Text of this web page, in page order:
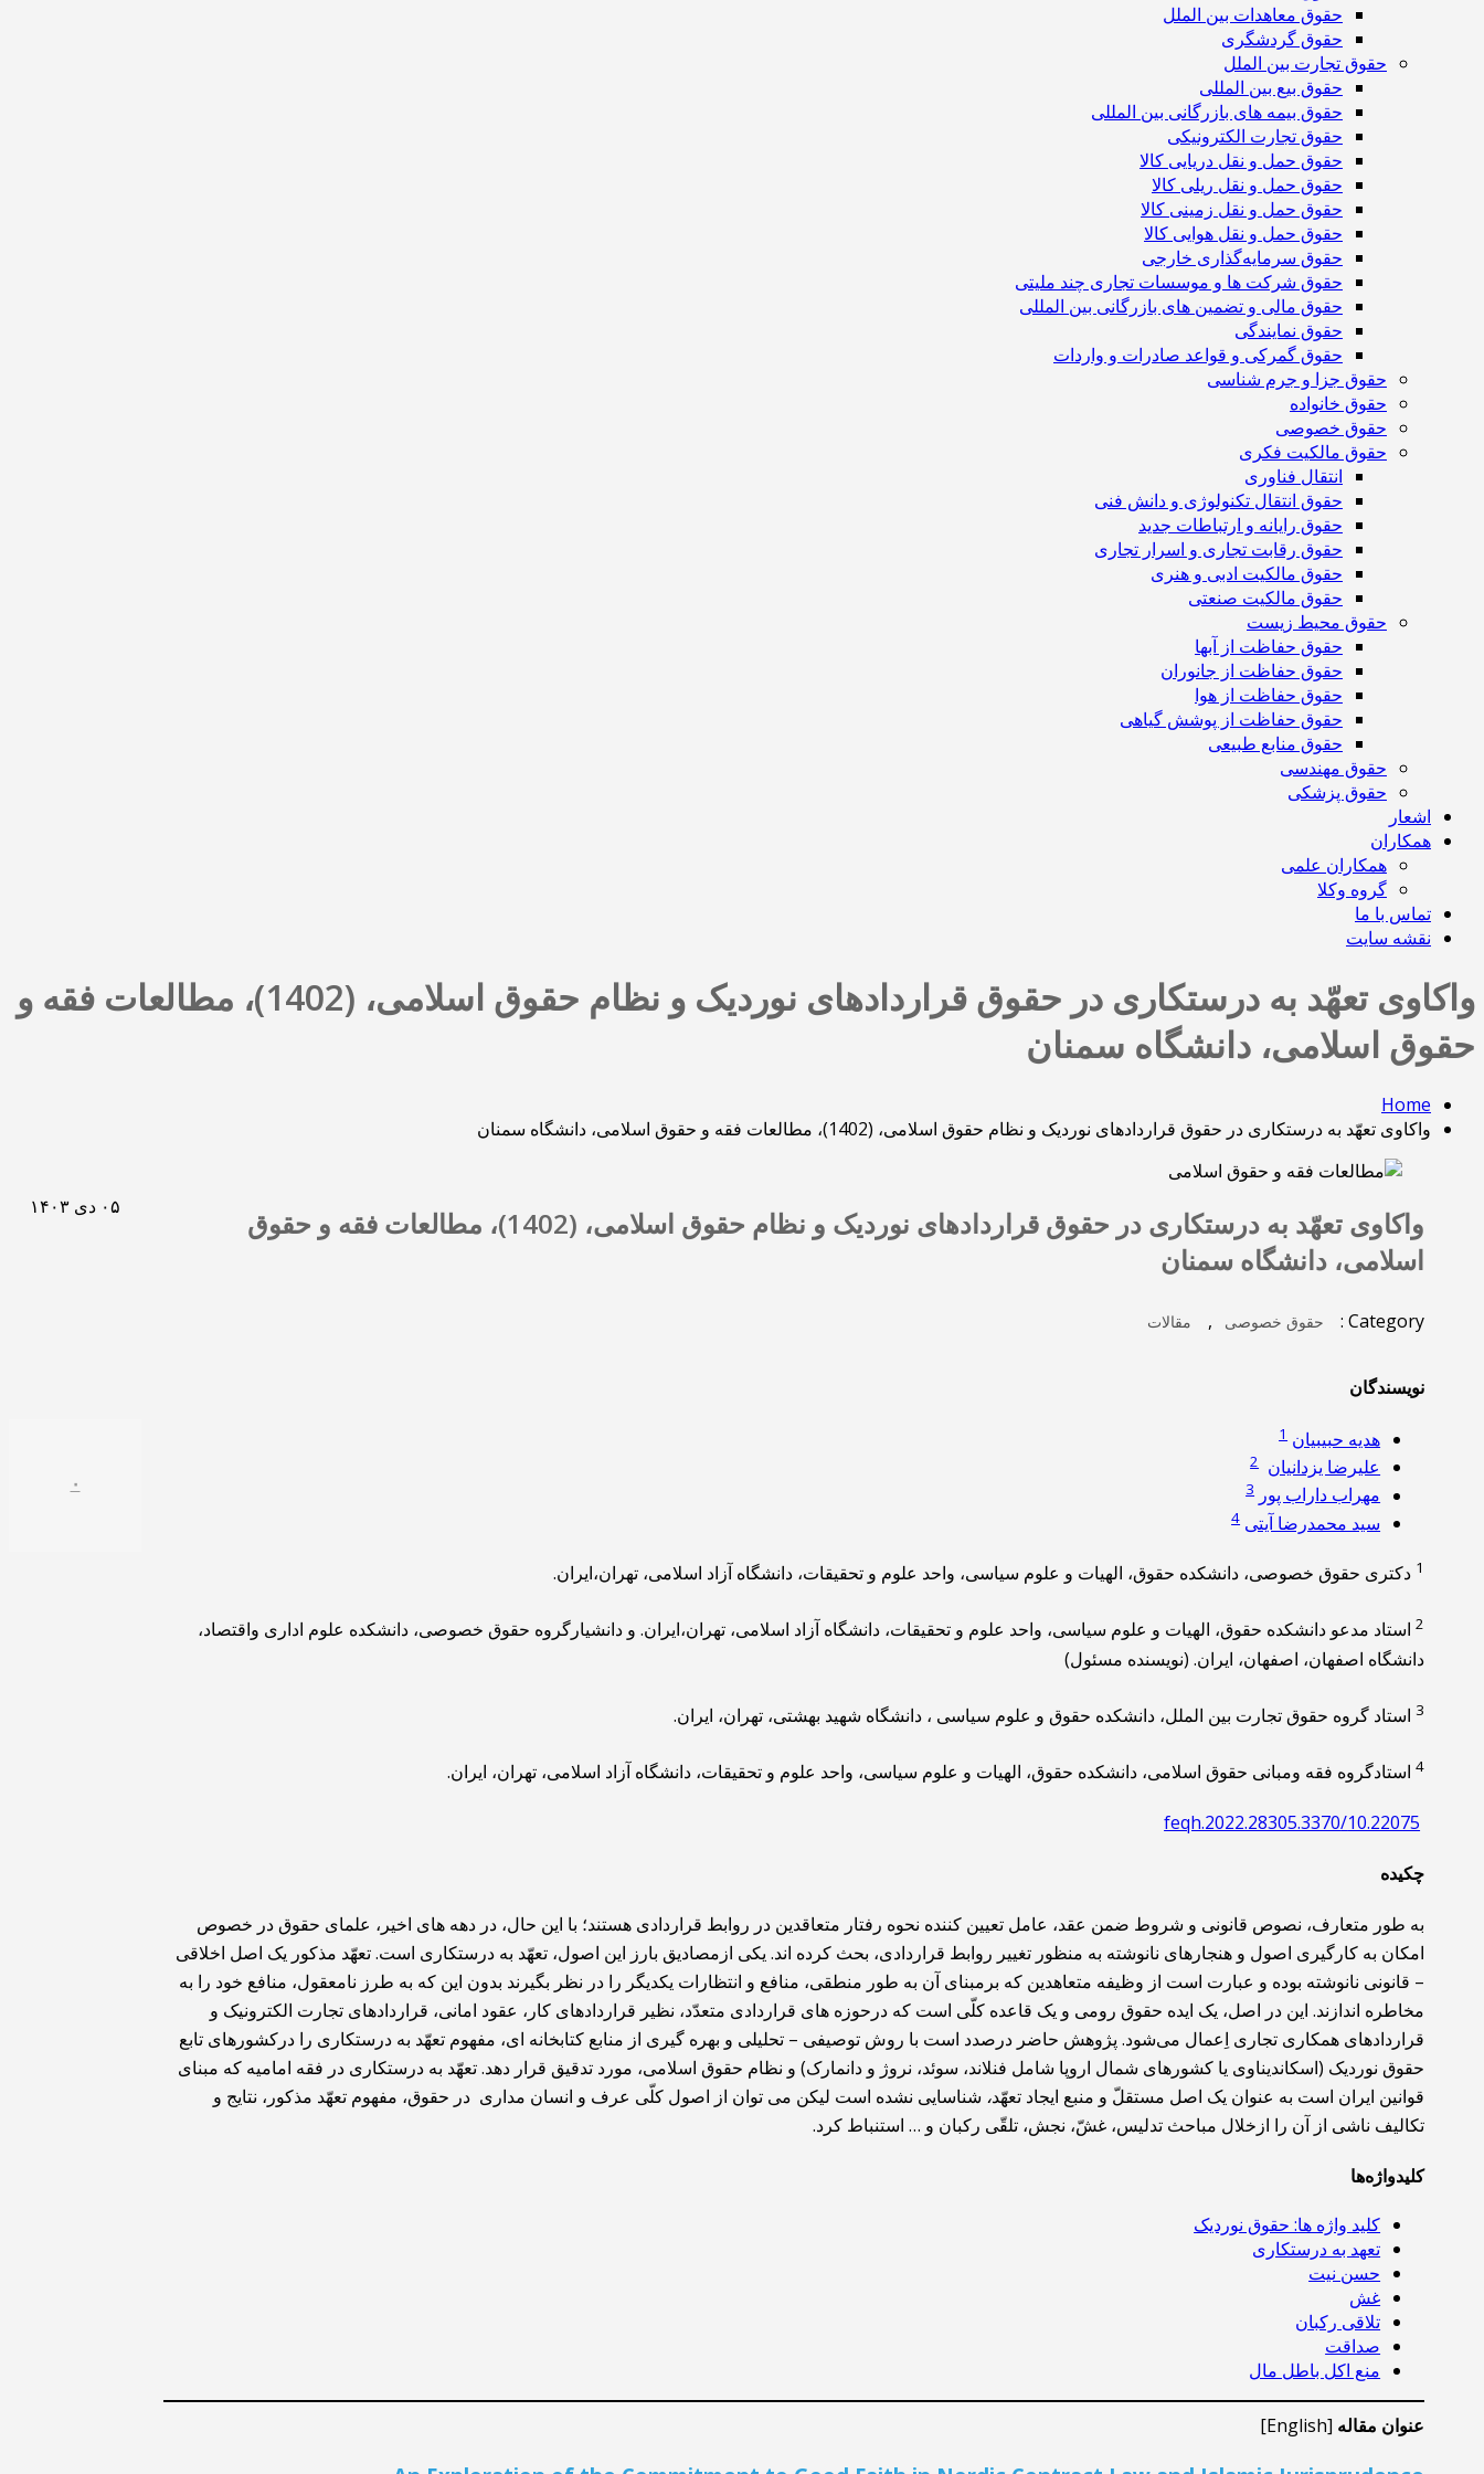
حقوق معاهدات بین الملل
حقوق گردشگری
حقوق تجارت بین الملل
حقوق بیع بین المللی
حقوق بیمه های بازرگانی بین المللی
حقوق تجارت الکترونیکی
حقوق حمل و نقل دریایی کالا
حقوق حمل و نقل ریلی کالا
حقوق حمل و نقل زمینی کالا
حقوق حمل و نقل هوایی کالا
حقوق سرمایه‌گذاری خارجی
حقوق شرکت ها و موسسات تجاری چند ملیتی
حقوق مالی و تضمین های بازرگانی بین المللی
حقوق نمایندگی
حقوق گمرکی و قواعد صادرات و واردات
حقوق جزا و جرم شناسی
حقوق خانواده
حقوق خصوصی
حقوق مالکیت فکری
انتقال فناوری
حقوق انتقال تکنولوژی و دانش فنی
حقوق رایانه و ارتباطات جدید
حقوق رقابت تجاری و اسرار تجاری
حقوق مالکیت ادبی و هنری
حقوق مالکیت صنعتی
حقوق محیط زیست
حقوق حفاظت از آبها
حقوق حفاظت از جانوران
حقوق حفاظت از هوا
حقوق حفاظت از پوشش گیاهی
حقوق منابع طبیعی
حقوق مهندسی
حقوق پزشکی
اشعار
همکاران
همکاران علمی
گروه وکلا
تماس با ما
نقشه سایت
واکاوی تعهّد به درستکاری در حقوق قراردادهای نوردیک و نظام حقوق اسلامی، (1402)، مطالعات فقه و
حقوق اسلامی، دانشگاه سمنان
Home
واکاوی تعهّد به درستکاری در حقوق قراردادهای نوردیک و نظام حقوق اسلامی، (1402)، مطالعات فقه و حقوق اسلامی، دانشگاه سمنان
۰۵ دی ۱۴۰۳
۰
واکاوی تعهّد به درستکاری در حقوق قراردادهای نوردیک و نظام حقوق اسلامی، (1402)، مطالعات فقه و حقوق
اسلامی، دانشگاه سمنان
Category : حقوق خصوصی , مقالات
نویسندگان
هدیه حبیبیان 1
علیرضا یزدانیان 2
مهراب داراب پور 3
سید محمدرضا آیتی 4
1 دکتری حقوق خصوصی، دانشکده حقوق، الهیات و علوم سیاسی، واحد علوم و تحقیقات، دانشگاه آزاد اسلامی، تهران،ایران.
2استاد مدعو دانشکده حقوق، الهیات و علوم سیاسی، واحد علوم و تحقیقات، دانشگاه آزاد اسلامی، تهران،ایران. و دانشیارگروه حقوق خصوصی، دانشکده علوم اداری واقتصاد،
دانشگاه اصفهان، اصفهان، ایران. (نویسنده مسئول)
3 استاد گروه حقوق تجارت بین الملل، دانشکده حقوق و علوم سیاسی ، دانشگاه شهید بهشتی، تهران، ایران.
4استادگروه فقه ومبانی حقوق اسلامی، دانشکده حقوق، الهیات و علوم سیاسی، واحد علوم و تحقیقات، دانشگاه آزاد اسلامی، تهران، ایران.
10.22075/feqh.2022.28305.3370
چکیده
به طور متعارف، نصوص قانونی و شروط ضمن عقد، عامل تعیین کننده نحوه رفتار متعاقدین در روابط قراردادی هستند؛ با این حال، در دهه های اخیر، علمای حقوق در خصوص
امکان به کارگیری اصول و هنجارهای نانوشته به منظور تغییر روابط قراردادی، بحث کرده اند. یکی ازمصادیق بارز این اصول، تعهّد به درستکاری است. تعهّد مذکور یک اصل اخلاقی
– قانونی نانوشته بوده و عبارت است از وظیفه متعاهدین که برمبنای آن به طور منطقی، منافع و انتظارات یکدیگر را در نظر بگیرند بدون این که به طرز نامعقول، منافع خود را به
مخاطره اندازند. این در اصل، یک ایده حقوق رومی و یک قاعده کلّی است که درحوزه‌ های قراردادی متعدّد، نظیر قراردادهای کار، عقود امانی، قراردادهای تجارت الکترونیک و
قراردادهای همکاری تجاری اِعمال می‌شود. پژوهش حاضر درصدد است با روش توصیفی – تحلیلی و بهره گیری از منابع کتابخانه ای، مفهوم تعهّد به درستکاری را درکشورهای تابع
حقوق نوردیک (اسکاندیناوی یا کشورهای شمال اروپا شامل فنلاند، سوئد، نروژ و دانمارک) و نظام حقوق اسلامی، مورد تدقیق قرار دهد. تعهّد به درستکاری در فقه امامیه که مبنای
قوانین ایران است به عنوان یک اصل مستقلّ و منبع ایجاد تعهّد، شناسایی نشده است لیکن می توان از اصول کلّی عرف و انسان مداری در حقوق، مفهوم تعهّد مذکور، نتایج و
تکالیف ناشی از آن را ازخلال مباحث تدلیس، غشّ، نجش، تلقّی رکبان و … استنباط کرد.
کلیدواژه‌ها
کلید واژه ها: حقوق نوردیک
تعهد به درستکاری
حسن نیت
غش
تلاقی رکبان
صداقت
منع اکل باطل مال
عنوان مقاله [English]